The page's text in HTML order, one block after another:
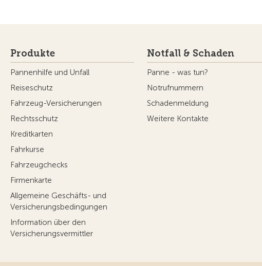
Produkte
Pannenhilfe und Unfall
Reiseschutz
Fahrzeug-Versicherungen
Rechtsschutz
Kreditkarten
Fahrkurse
Fahrzeugchecks
Firmenkarte
Allgemeine Geschäfts- und
Versicherungsbedingungen
Information über den
Versicherungsvermittler
Notfall & Schaden
Panne - was tun?
Notrufnummern
Schadenmeldung
Weitere Kontakte